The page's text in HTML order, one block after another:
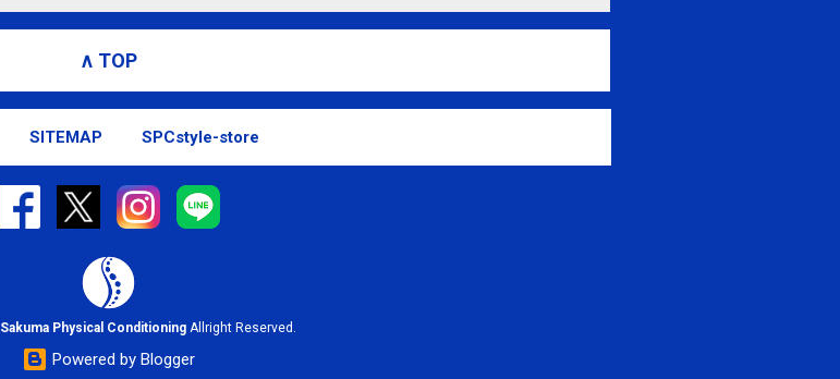
∧ TOP
SITEMAP SPCstyle-store
Sakuma Physical Conditioning Allright Reserved.
Powered by Blogger